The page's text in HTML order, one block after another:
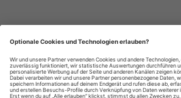
Datenschutzhinweise
Impressum